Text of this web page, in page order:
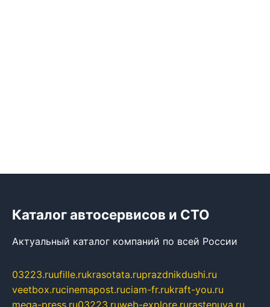
Каталог автосервисов и СТО
Актуальный каталог компаний по всей России
03223.ruufille.rukrasotata.ruprazdnikdushi.ru
veetbox.rucinemapost.ruciam-fr.rukraft-you.ru